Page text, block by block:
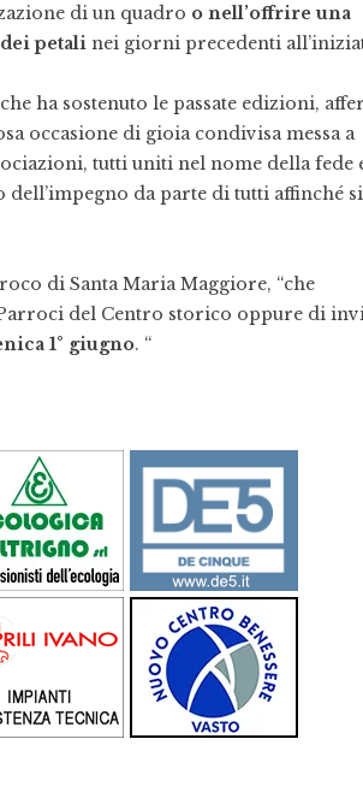
di un quadro o nell’offrire una
petali nei giorni precedenti
che ha sostenuto le passate edizioni,
occasione di gioia condivisa messa a
tutti uniti nel nome della fede
da parte di tutti affinché
di Santa Maria Maggiore, “che
del Centro storico oppure di
1° giugno. “